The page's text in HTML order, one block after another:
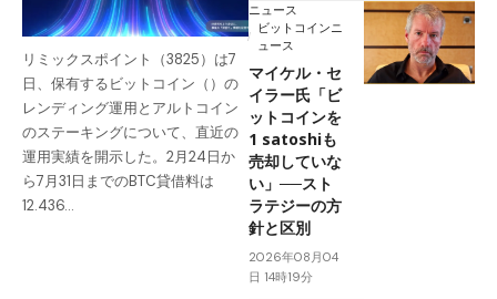
リミックスポイント（3825）は7
日、保有するビットコイン（）の
レンディング運用とアルトコイン
のステーキングについて、直近の
運用実績を開示した。2月24日か
ら7月31日までのBTC貸借料は
12.436…
ニュース
ビットコインニ
ュース
マイケル・セ
イラー氏「ビ
ットコインを
1 satoshiも
売却していな
い」──スト
ラテジーの方
針と区別
2026年08月04
日 14時19分